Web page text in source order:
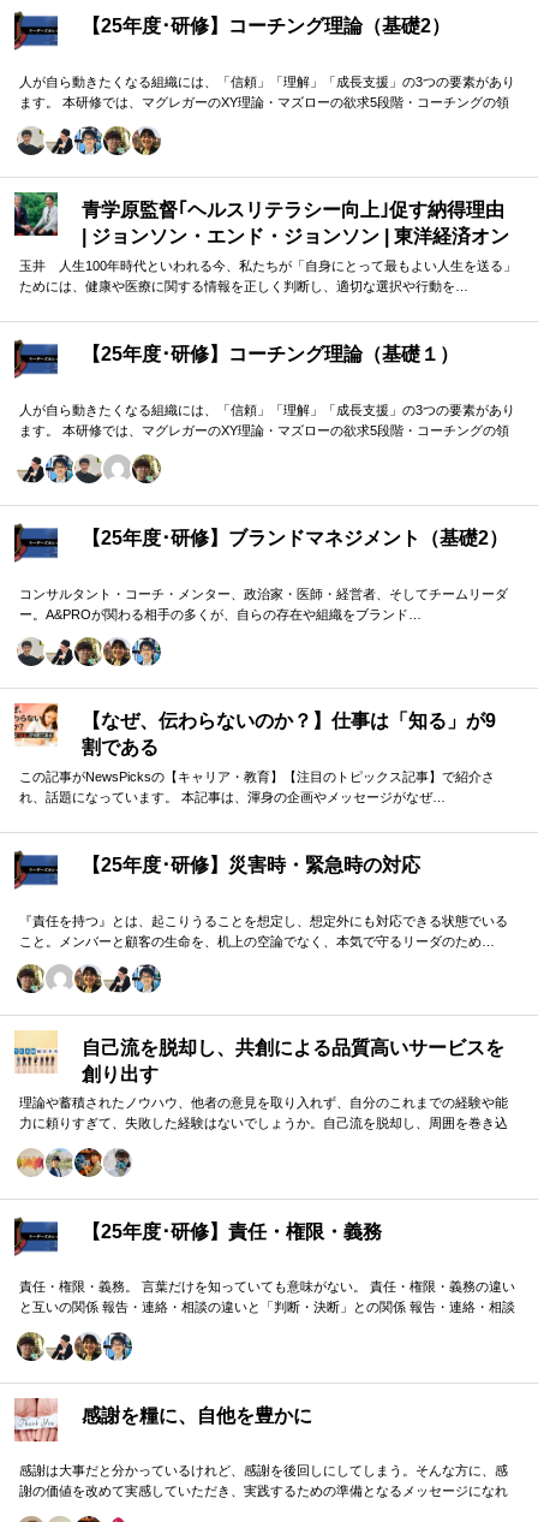
【25年度･研修】コーチング理論（基礎2）
人が自ら動きたくなる組織には、「信頼」「理解」「成長支援」の3つの要素があり
ます。 本研修では、マグレガーのXY理論・マズローの欲求5段階・コーチングの領
を、実例を交えて深く学びます。 単なる知識の習得にとどまらず、現場で直面する
青学原監督｢ヘルスリテラシー向上｣促す納得理由
| ジョンソン・エンド・ジョンソン | 東洋経済オン
ライン
玉井 人生100年時代といわれる今、私たちが「自身にとって最もよい人生を送る」
ためには、健康や医療に関する情報を正しく判断し、適切な選択や行動を…
【25年度･研修】コーチング理論（基礎１）
人が自ら動きたくなる組織には、「信頼」「理解」「成長支援」の3つの要素があり
ます。 本研修では、マグレガーのXY理論・マズローの欲求5段階・コーチングの領
を、実例を交えて深く学びます。 単なる知識の習得にとどまらず、現場で直面する
【25年度･研修】ブランドマネジメント（基礎2）
コンサルタント・コーチ・メンター、政治家・医師・経営者、そしてチームリーダ
ー。A&PROが関わる相手の多くが、自らの存在や組織をブランド…
【なぜ、伝わらないのか？】仕事は「知る」が9
割である
この記事がNewsPicksの【キャリア・教育】【注目のトピックス記事】で紹介さ
れ、話題になっています。 本記事は、渾身の企画やメッセージがなぜ…
【25年度･研修】災害時・緊急時の対応
『責任を持つ』とは、起こりうることを想定し、想定外にも対応できる状態でいる
こと。メンバーと顧客の生命を、机上の空論でなく、本気で守るリーダのため…
自己流を脱却し、共創による品質高いサービスを
創り出す
理論や蓄積されたノウハウ、他者の意見を取り入れず、自分のこれまでの経験や能
力に頼りすぎて、失敗した経験はないでしょうか。自己流を脱却し、周囲を巻き込
【25年度･研修】責任・権限・義務
責任・権限・義務。 言葉だけを知っていても意味がない。 責任・権限・義務の違い
と互いの関係 報告・連絡・相談の違いと「判断・決断」との関係 報告・連絡・相談
分けることが重要。 理屈と機能を理解し、チームワークを大きく向上したいリーダ
感謝を糧に、自他を豊かに
感謝は大事だと分かっているけれど、感謝を後回しにしてしまう。そんな方に、感
謝の価値を改めて実感していただき、実践するための準備となるメッセージになれ